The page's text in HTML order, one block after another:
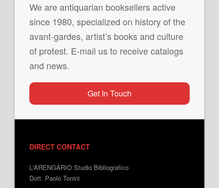
We are antiquarian booksellers active
since 1980, specialized on history of the
avant-gardes, artist’s books and culture
of protest. E-mail us to receive catalogs
and news.
Get In Touch
DIRECT CONTACT
L'ARENGARIO Studio Bibliografico
Dott. Paolo Tonini